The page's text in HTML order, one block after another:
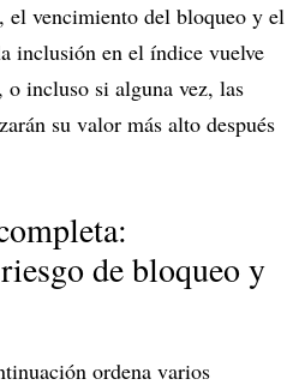
el vencimiento del bloqueo y el
inclusión en el índice vuelve
incluso si alguna vez, las
su valor más alto después
de bloqueo y
ordena varios